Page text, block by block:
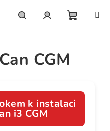
CGM
k instalaci
i3 CGM